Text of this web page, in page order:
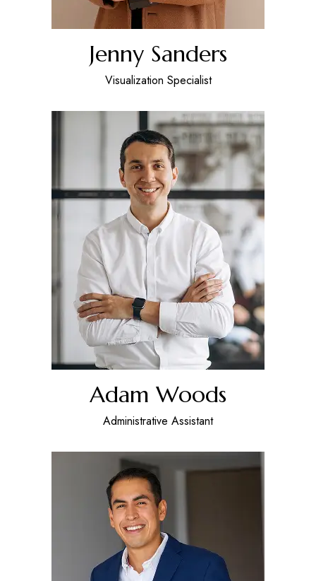
Jenny Sanders
Visualization Specialist
Adam Woods
Administrative Assistant